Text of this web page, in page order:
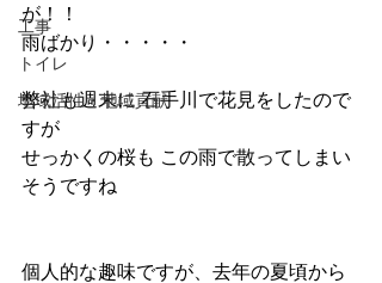
工事
トイレ
地域活性・地域貢献
が！！
雨ばかり・・・・・
弊社も週末に 石手川で花見をしたので
すが
せっかくの桜も この雨で散ってしまい
そうですね
個人的な趣味ですが、去年の夏頃から